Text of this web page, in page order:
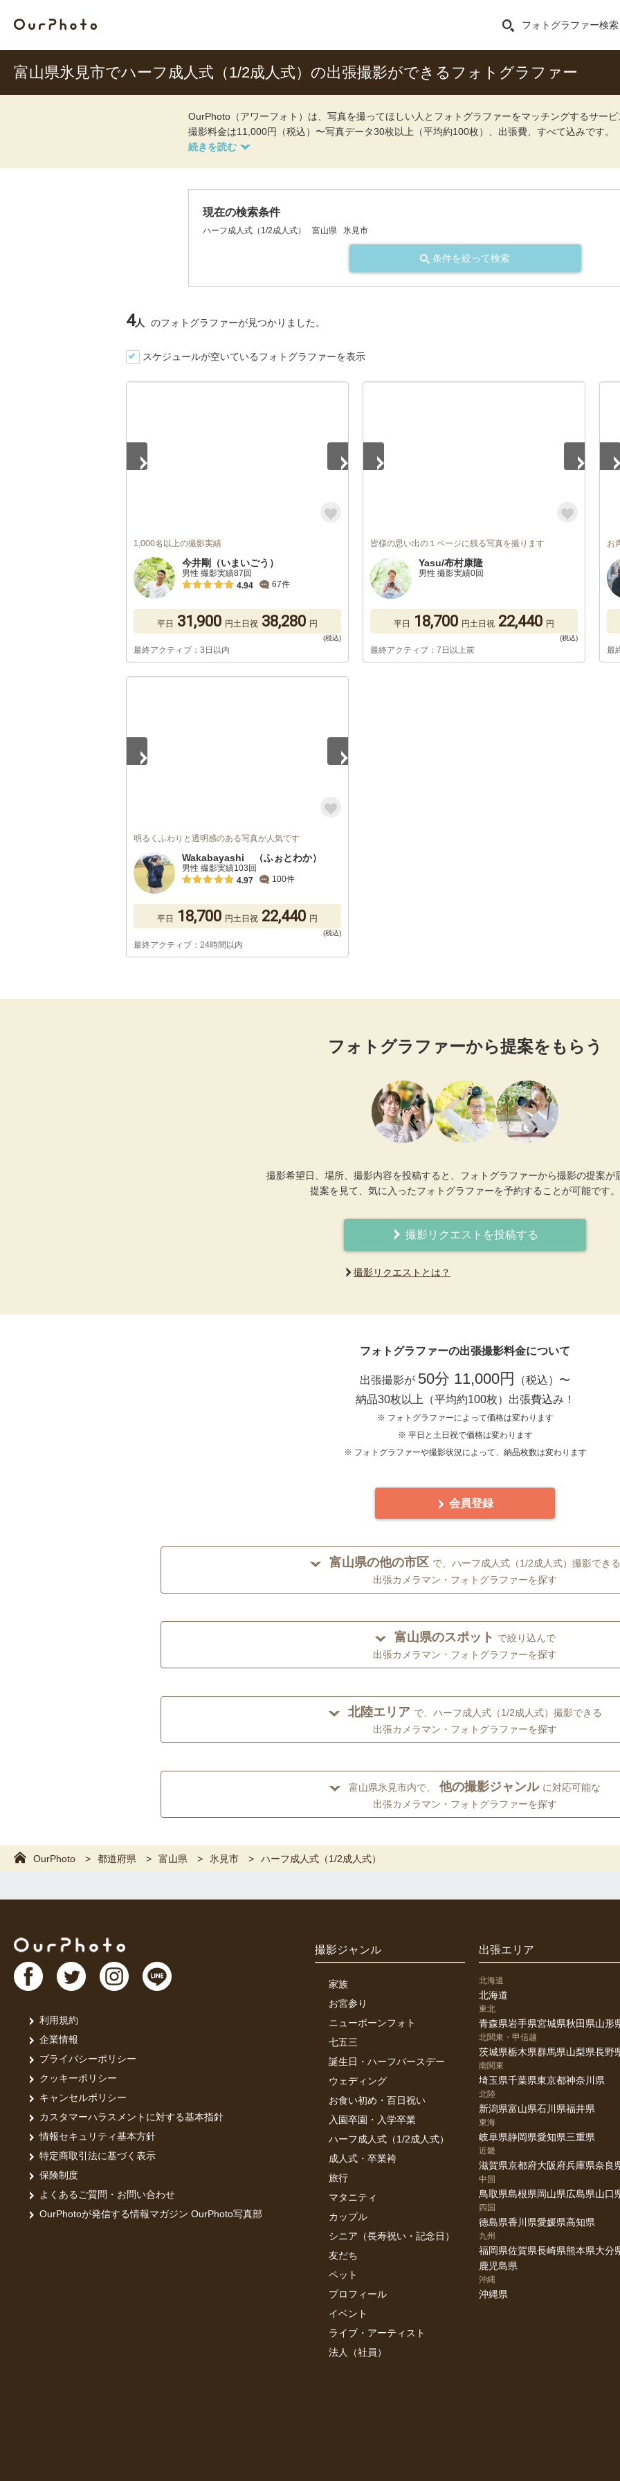
フォトグラファー検索
富山県氷見市でハーフ成人式（1/2成人式）の出張撮影ができるフォトグラファー
OurPhoto（アワーフォト）は、写真を撮ってほしい人とフォトグラファーをマッチングするサービ
撮影料金は11,000円（税込）〜写真データ30枚以上（平均約100枚）、出張費、すべて込みです。
現在の検索条件
ハーフ成人式（1/2成人式） 富山県 氷見市
条件を絞って検索
4人 のフォトグラファーが見つかりました。
スケジュールが空いているフォトグラファーを表示
1,000名以上の撮影実績
今井剛（いまいごう）
男性 撮影実績87回
4.94
67件
平日 31,900 円土日祝 38,280 円
最終アクティブ：3日以内
皆様の思い出の１ページに残る写真を撮ります
Yasu/布村康隆
男性 撮影実績0回
平日 18,700 円土日祝 22,440 円
最終アクティブ：7日以上前
お
最
明るくふわりと透明感のある写真が人気です
Wakabayashi （ふぉとわか）
男性 撮影実績103回
4.97
100件
平日 18,700 円土日祝 22,440 円
最終アクティブ：24時間以内
フォトグラファーから提案をもらう
撮影希望日、場所、撮影内容を投稿すると、フォトグラファーから撮影の提案が
提案を見て、気に入ったフォトグラファーを予約することが可能です。
撮影リクエストを投稿する
撮影リクエストとは？
フォトグラファーの出張撮影料金について
出張撮影が 50分 11,000円
（税込）〜
納品30枚以上（平均約100枚）出張費込み！
※ フォトグラファーによって価格は変わります
※ 平日と土日祝で価格は変わります
※ フォトグラファーや撮影状況によって、納品枚数は変わります
会員登録
富山県の他の市区 で、ハーフ成人式（1/2成人式）撮影できる
出張カメラマン・フォトグラファーを探す
富山県のスポット で絞り込んで
出張カメラマン・フォトグラファーを探す
北陸エリア で、ハーフ成人式（1/2成人式）撮影できる
出張カメラマン・フォトグラファーを探す
富山県氷見市内で、 他の撮影ジャンル に対応可能な
出張カメラマン・フォトグラファーを探す
OurPhoto 都道府県 富山県 氷見市 ハーフ成人式（1/2成人式）
利用規約
企業情報
プライバシーポリシー
クッキーポリシー
キャンセルポリシー
カスタマーハラスメントに対する基本指針
情報セキュリティ基本方針
特定商取引法に基づく表示
保険制度
よくあるご質問・お問い合わせ
OurPhotoが発信する情報マガジン OurPhoto写真部
撮影ジャンル
家族
お宮参り
ニューボーンフォト
七五三
誕生日・ハーフバースデー
ウェディング
お食い初め・百日祝い
入園卒園・入学卒業
ハーフ成人式（1/2成人式）
成人式・卒業袴
旅行
マタニティ
カップル
シニア（長寿祝い・記念日）
友だち
ペット
プロフィール
イベント
ライブ・アーティスト
法人（社員）
出張エリア
北海道
北海道
東北
青森県岩手県宮城県秋田県山形
北関東・甲信越
茨城県栃木県群馬県山梨県長野
南関東
埼玉県千葉県東京都神奈川県
北陸
新潟県富山県石川県福井県
東海
岐阜県静岡県愛知県三重県
近畿
滋賀県京都府大阪府兵庫県奈良
中国
鳥取県島根県岡山県広島県山口
四国
徳島県香川県愛媛県高知県
九州
福岡県佐賀県長崎県熊本県大分
鹿児島県
沖縄
沖縄県